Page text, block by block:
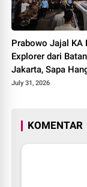
Prabowo Jajal KA
Explorer dari
Jakarta, Sapa
July 31, 2026
KOMENTAR